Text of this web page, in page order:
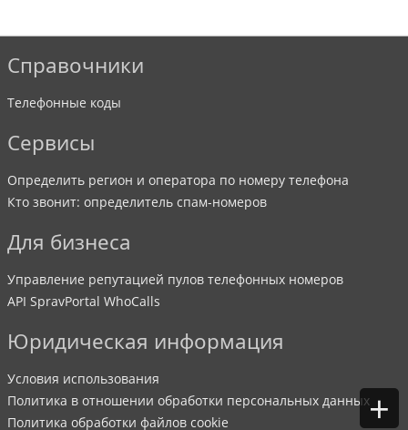
+
Справочники
Телефонные коды
Сервисы
Определить регион и оператора по номеру телефона
Кто звонит: определитель спам-номеров
Для бизнеса
Управление репутацией пулов телефонных номеров
API SpravPortal WhoCalls
Юридическая информация
Условия использования
Политика в отношении обработки персональных данных
Политика обработки файлов cookie